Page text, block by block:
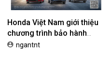
Honda Việt Nam giới thiệu
chương trình bảo hành
chính hãng lên tới 10 năm
ngantnt